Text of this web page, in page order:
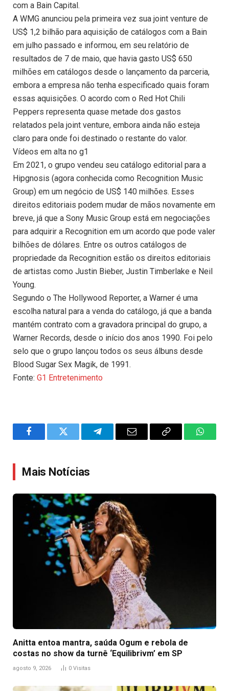
com a Bain Capital.
A WMG anunciou pela primeira vez sua joint venture de
US$ 1,2 bilhão para aquisição de catálogos com a Bain
em julho passado e informou, em seu relatório de
resultados de 7 de maio, que havia gasto US$ 650
milhões em catálogos desde o lançamento da parceria,
embora a empresa não tenha especificado quais foram
essas aquisições. O acordo com o Red Hot Chili
Peppers representa quase metade dos gastos
relatados pela joint venture, embora ainda não esteja
claro para onde foi destinado o restante do valor.
Vídeos em alta no g1
Em 2021, o grupo vendeu seu catálogo editorial para a
Hipgnosis (agora conhecida como Recognition Music
Group) em um negócio de US$ 140 milhões. Esses
direitos editoriais podem mudar de mãos novamente em
breve, já que a Sony Music Group está em negociações
para adquirir a Recognition em um acordo que pode valer
bilhões de dólares. Entre os outros catálogos de
propriedade da Recognition estão os direitos editoriais
de artistas como Justin Bieber, Justin Timberlake e Neil
Young.
Segundo o The Hollywood Reporter, a Warner é uma
escolha natural para a venda do catálogo, já que a banda
mantém contrato com a gravadora principal do grupo, a
Warner Records, desde o início dos anos 1990. Foi pelo
selo que o grupo lançou todos os seus álbuns desde
Blood Sugar Sex Magik, de 1991.
Fonte: G1 Entretenimento
FacebookTwitter TelegramEmail
Copy
Mais Notícias
Anitta entoa mantra, saúda Ogum e rebola de
costas no show da turnê ‘Equilibrivm’ em SP
agosto 9, 2026 0 Visitas